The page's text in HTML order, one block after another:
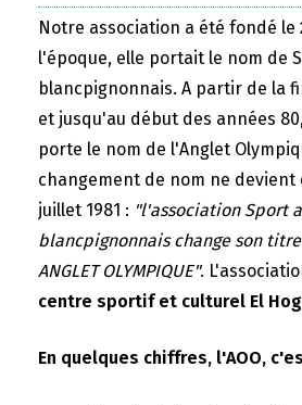
Notre association a été fondé le
l'époque, elle portait le nom de
blancpignonnais. A partir de la
et jusqu'au début des années
porte le nom de l'Anglet
changement de nom ne devient
juillet 1981 : "l'association Sport
blancpignonnais change son
ANGLET OLYMPIQUE".
centre sportif et culturel El
En quelques chiffres, l'AOO,